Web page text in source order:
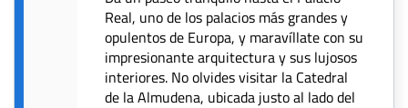
Real, uno de los palacios más grandes y
opulentos de Europa, y maravíllate con su
impresionante arquitectura y sus lujosos
interiores. No olvides visitar la Catedral
de la Almudena, ubicada justo al lado del